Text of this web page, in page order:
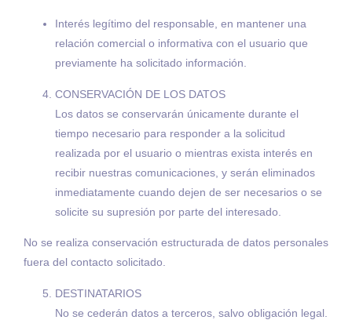
Interés legítimo del responsable, en mantener una
relación comercial o informativa con el usuario que
previamente ha solicitado información.
CONSERVACIÓN DE LOS DATOS
Los datos se conservarán únicamente durante el
tiempo necesario para responder a la solicitud
realizada por el usuario o mientras exista interés en
recibir nuestras comunicaciones, y serán eliminados
inmediatamente cuando dejen de ser necesarios o se
solicite su supresión por parte del interesado.
No se realiza conservación estructurada de datos personales
fuera del contacto solicitado.
DESTINATARIOS
No se cederán datos a terceros, salvo obligación legal.